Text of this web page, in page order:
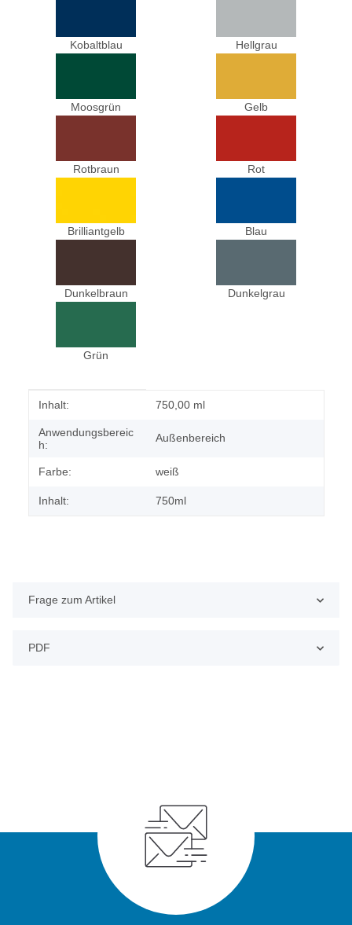
Kobaltblau Hellgrau
Moosgrün Gelb
Rotbraun Rot
Brilliantgelb Blau
Dunkelbraun Dunkelgrau
Grün
Produkteigenschaft
Wert
Inhalt: 750,00 ml
Anwendungsbereic
h:
Außenbereich
Farbe: weiß
Inhalt: 750ml
Frage zum Artikel
PDF